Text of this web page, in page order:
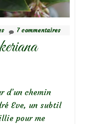
7 commentaires
d’un chemin
Eve, un subtil
pour me